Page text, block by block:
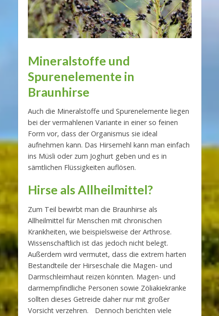
Mineralstoffe und
Spurenelemente in
Braunhirse
Auch die Mineralstoffe und Spurenelemente liegen
bei der vermahlenen Variante in einer so feinen
Form vor, dass der Organismus sie ideal
aufnehmen kann. Das Hirsemehl kann man einfach
ins Müsli oder zum Joghurt geben und es in
sämtlichen Flüssigkeiten auflösen.
Hirse als Allheilmittel?
Zum Teil bewirbt man die Braunhirse als
Allheilmittel für Menschen mit chronischen
Krankheiten, wie beispielsweise der Arthrose.
Wissenschaftlich ist das jedoch nicht belegt.
Außerdem wird vermutet, dass die extrem harten
Bestandteile der Hirseschale die Magen- und
Darmschleimhaut reizen könnten. Magen- und
darmempfindliche Personen sowie Zöliakiekranke
sollten dieses Getreide daher nur mit großer
Vorsicht verzehren. Dennoch berichten viele